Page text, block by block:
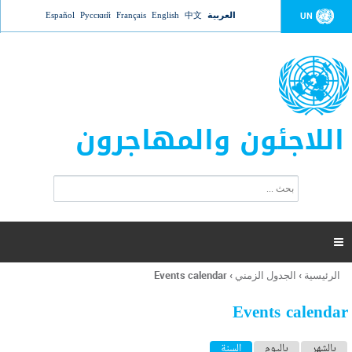
Jump to navigation UN العربية 中文
English
Français
Русский
Español
اللاجئون والمهاجرون
ت
ر
ل
ح
ب

أنت
هنا
الرئيسية › الجدول الزمني ›
Events calendar
Events calendar